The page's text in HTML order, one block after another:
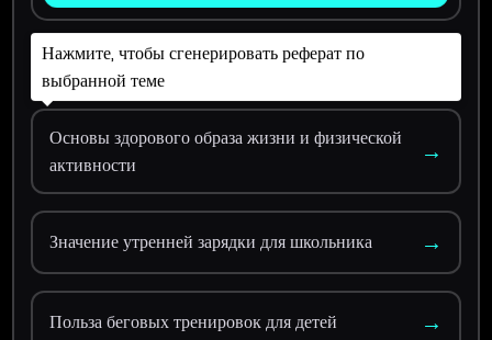
Нажмите, чтобы сгенерировать реферат по
выбранной теме
Основы здорового образа жизни и физической
активности
→
Значение утренней зарядки для школьника →
Польза беговых тренировок для детей →